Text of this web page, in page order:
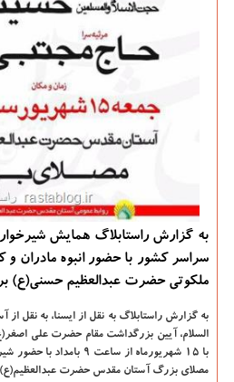
به گزارش راستابلاگ همایش
سراسر كشور با حضور انبوه مادران و
ملكوتی حضرت عبدالعظیم حسنی(ع)
به گزارش راستابلاگ به نقل از ایسنا، به نقل
السلام، آیین بزرگداشت مقام حضرت علی
با ۱۵ شهریورماه از ساعت ۹
مصلای بزرگ آستان مقدس حضرت عبدالعظیم(ع)